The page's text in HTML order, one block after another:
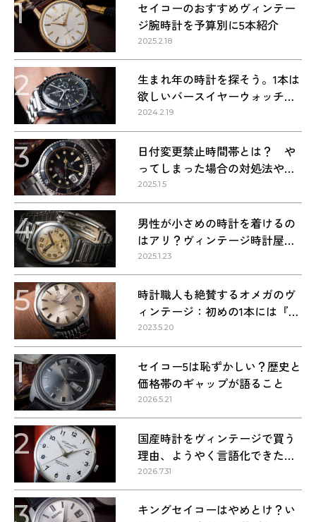
1
セイコーのおすすめヴィンテー
ジ腕時計を予算別に5本紹介
2025.2.18
2
生まれ年の時計を探そう。1本は
欲しいバースイヤーウォッチ・
1960〜1990年代の名作9本
2024.2.19
3
日付変更禁止時間帯とは？ や
ってしまった場合の対処法や正
しい方法
2025.1.5
4
男性が小さめの時計を着けるの
はアリ？ヴィンテージ時計屋が
回答します！
2025.1.23
5
時計職人も絶賛するオメガのヴ
ィンテージ：初めの1本には『シ
ーマスター』を選ぶべき理由
2023.5.20
1
セイコー5は恥ずかしい？歴史と
価格帯のギャップが語ること
2026.5.21
2
国産時計をヴィンテージで買う
理由、ようやく言語化できた気
がする
2026.7.31
キングセイコーはやめとけ？い